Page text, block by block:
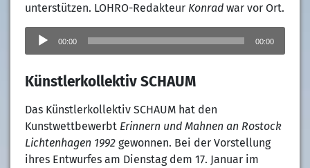
unterstützen. LOHRO-Redakteur Konrad war vor Ort.
Audio-
Player
00:00 00:00
Künstlerkollektiv SCHAUM
Das Künstlerkollektiv SCHAUM hat den
Kunstwettbewerbt Erinnern und Mahnen an Rostock
Lichtenhagen 1992 gewonnen. Bei der Vorstellung
ihres Entwurfes am Dienstag dem 17. Januar im